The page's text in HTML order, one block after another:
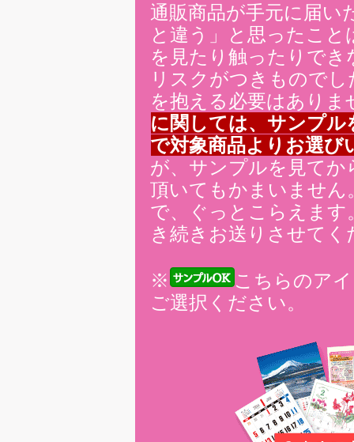
通販商品が手元に届い
と違う」と思ったこ
を見たり触ったりで
リスクがつきもので
を抱える必要はありま
に関しては、サンプ
で対象商品よりお選び
が、サンプルを見て
頂いてもかまいませ
で、ぐっとこらえま
き続きお送りさせて
※
こちらのア
ご選択ください。